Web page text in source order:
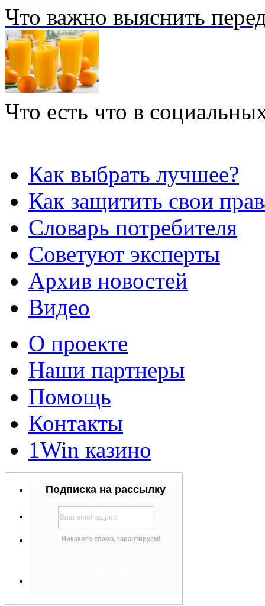
Что важно выяснить
Что есть что в
Как выбрать лучшее?
Как защитить свои
Словарь потребителя
Советуют эксперты
Архив новостей
Видео
О проекте
Наши партнеры
Помощь
Контакты
1Win казино
Подписка на рассылку
Никакого спама, гарантируем!